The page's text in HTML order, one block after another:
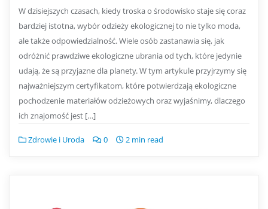
W dzisiejszych czasach, kiedy troska o środowisko staje się coraz
bardziej istotna, wybór odzieży ekologicznej to nie tylko moda,
ale także odpowiedzialność. Wiele osób zastanawia się, jak
odróżnić prawdziwe ekologiczne ubrania od tych, które jedynie
udają, że są przyjazne dla planety. W tym artykule przyjrzymy się
najważniejszym certyfikatom, które potwierdzają ekologiczne
pochodzenie materiałów odzieżowych oraz wyjaśnimy, dlaczego
ich znajomość jest […]
Zdrowie i Uroda 0 2 min read